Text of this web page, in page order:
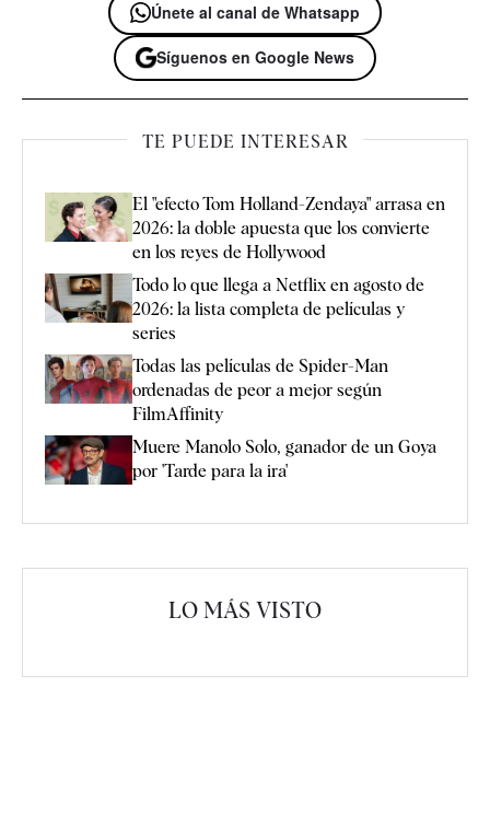
Únete al canal de Whatsapp
Síguenos en Google News
TE PUEDE INTERESAR
El "efecto Tom Holland-Zendaya" arrasa en
2026: la doble apuesta que los convierte
en los reyes de Hollywood
Todo lo que llega a Netflix en agosto de
2026: la lista completa de películas y
series
Todas las películas de Spider-Man
ordenadas de peor a mejor según
FilmAffinity
Muere Manolo Solo, ganador de un Goya
por 'Tarde para la ira'
LO MÁS VISTO